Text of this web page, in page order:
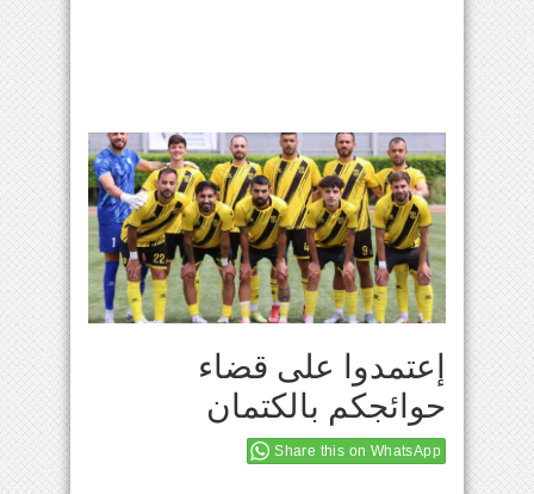
إعتمدوا على قضاء
حوائجكم بالكتمان
Share this on WhatsApp